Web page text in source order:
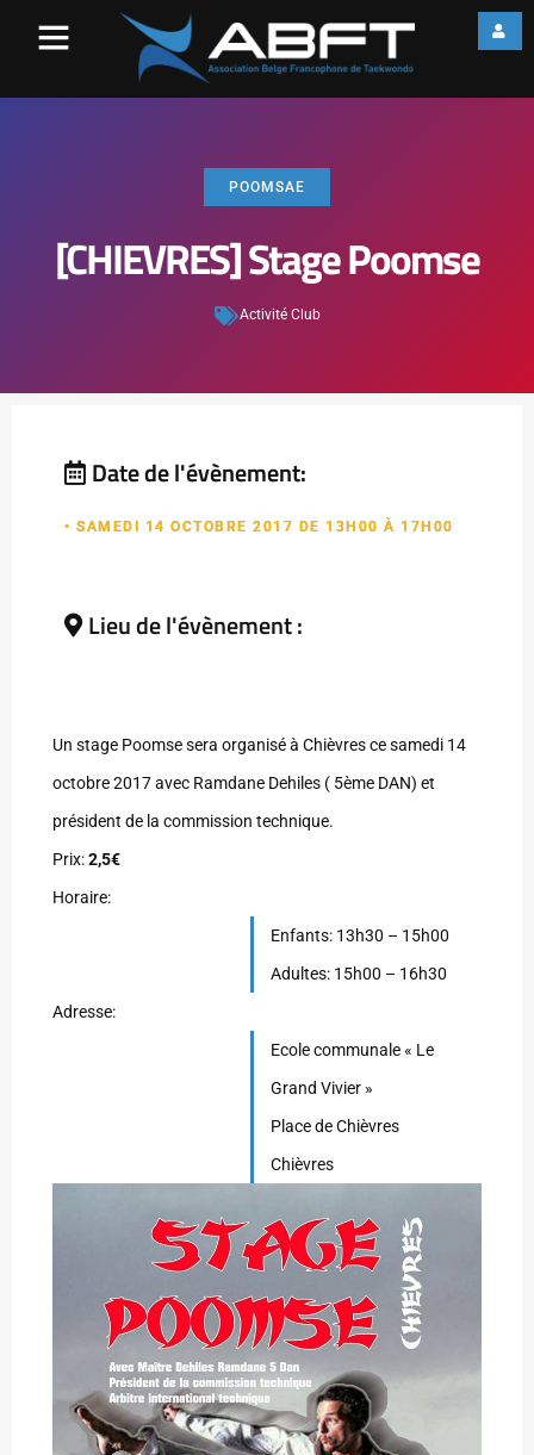
POOMSAE
[CHIEVRES] Stage Poomse
Activité Club
Date de l'évènement:
• SAMEDI 14 OCTOBRE 2017 DE 13H00 À 17H00
Lieu de l'évènement :
Un stage Poomse sera organisé à Chièvres ce samedi 14
octobre 2017 avec Ramdane Dehiles ( 5ème DAN) et
président de la commission technique.
Prix:2,5€
Horaire:
Enfants: 13h30 – 15h00
Adultes: 15h00 – 16h30
Adresse:
Ecole communale « Le
Grand Vivier »
Place de Chièvres
Chièvres